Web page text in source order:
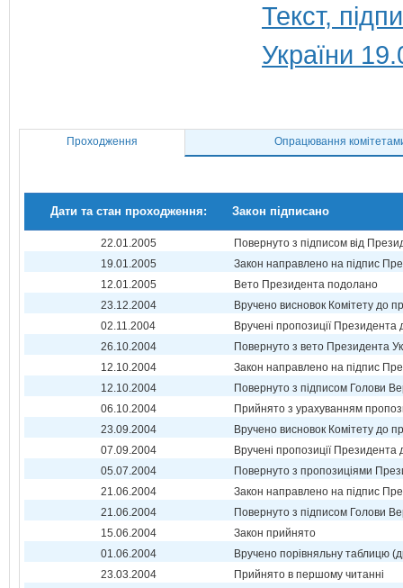
Текст,
України
Проходження Опрацювання
Дати та стан проходження: Закон підписано
22.01.2005
Повернуто з підписом від
19.01.2005
Закон направлено на підпис
12.01.2005
Вето Президента подолано
23.12.2004
Вручено висновок Комітету до
02.11.2004
Вручені пропозиції Президента
26.10.2004
Повернуто з вето Президента
12.10.2004
Закон направлено на підпис
12.10.2004
Повернуто з підписом Голови
06.10.2004
Прийнято з урахуванням
23.09.2004
Вручено висновок Комітету до
07.09.2004
Вручені пропозиції Президента
05.07.2004
Повернуто з пропозиціями
21.06.2004
Закон направлено на підпис
21.06.2004
Повернуто з підписом Голови
15.06.2004
Закон прийнято
01.06.2004
Вручено порівняльну таблицю
23.03.2004
Прийнято в першому читанні